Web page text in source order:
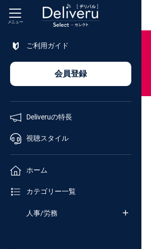
メニュー
ご利用ガイド
会員登録
Deliveruの特長
視聴スタイル
ホーム
カテゴリー一覧
人事/労務
セミナー
番号検索